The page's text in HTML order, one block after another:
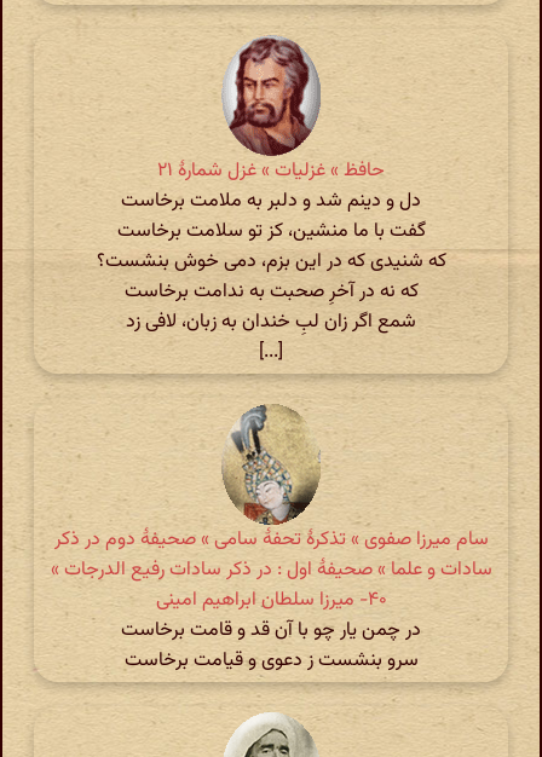
حافظ » غزلیات » غزل شمارهٔ ۲۱
دل و دینم شد و دلبر به ملامت برخاست
گفت با ما منشین، کز تو سلامت برخاست
که شنیدی که در این بزم، دمی خوش بنشست؟
که نه در آخرِ صحبت به ندامت برخاست
شمع اگر زان لبِ خندان به زبان، لافی زد
[...]
سام میرزا صفوی » تذکرهٔ تحفهٔ سامی » صحیفهٔ دوم در ذکر
سادات و علما » صحیفهٔ اول : در ذکر سادات رفیع الدرجات »
۴۰- میرزا سلطان ابراهیم امینی
در چمن یار چو با آن قد و قامت برخاست
سرو بنشست ز دعوی و قیامت برخاست